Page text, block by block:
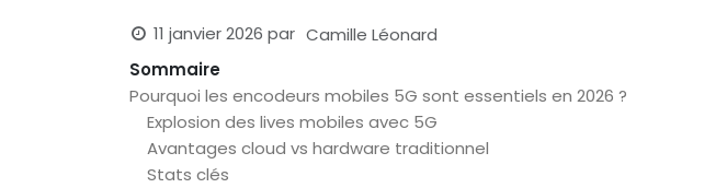
11 janvier 2026 par Camille Léonard
Sommaire
Pourquoi les encodeurs mobiles 5G sont essentiels en 2026 ?
Explosion des lives mobiles avec 5G
Avantages cloud vs hardware traditionnel
Stats clés